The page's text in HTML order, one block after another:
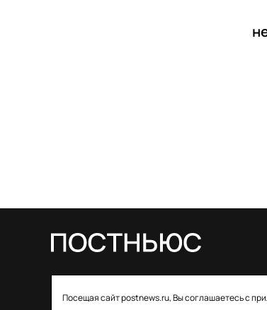
Посещая сайт postnews.ru, Вы соглашаетесь с
о регистрации СМИ: ЭЛ № ФС 77–85757 от 22